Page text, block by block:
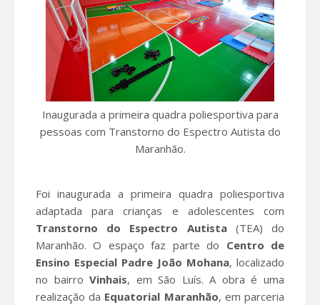
Inaugurada a primeira quadra poliesportiva para
pessoas com Transtorno do Espectro Autista do
Maranhão.
Foi inaugurada a primeira quadra poliesportiva
adaptada para crianças e adolescentes com
Transtorno do Espectro Autista(TEA) do
Maranhão. O espaço faz parte do Centro de
Ensino Especial Padre João Mohana, localizado
no bairroVinhais, em São Luís. A obra é uma
realização da Equatorial Maranhão, em parceria